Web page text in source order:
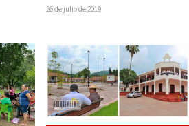
Michoacán, Roberto Pantoja Arzola,
26 de julio de 2019